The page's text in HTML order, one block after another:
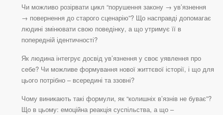
Чи можливо розірвати цикл “порушення закону → ув’язнення
→ повернення до старого сценарію”? Що насправді допомагає
людині змінювати свою поведінку, а що утримує її в
попередній ідентичності?
Як людина інтегрує досвід ув’язнення у своє уявлення про
себе? Чи можливе формування нової життєвої історії, і що для
цього потрібно – всередині та ззовні?
Чому виникають такі формули, як “колишніх вʼязнів не буває”?
Що в цьому: емоційна реакція суспільства, а що –